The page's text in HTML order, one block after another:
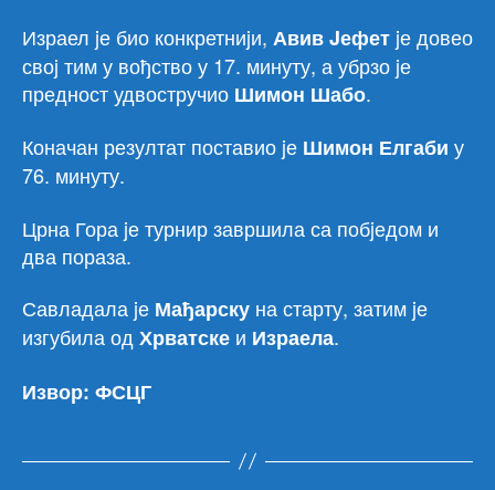
Израел jе био конкретниjи, Авив Jефет jе довео
своj тим у вођство у 17. минуту, а убрзо jе
предност удвостручио Шимон Шабо.
Коначан резултат поставио jе Шимон Елгаби у
76. минуту.
Црна Гора jе турнир завршила са побjедом и
два пораза.
Савладала jе Мађарску на старту, затим jе
изгубила одХрватске и Израела.
Извор: ФСЦГ